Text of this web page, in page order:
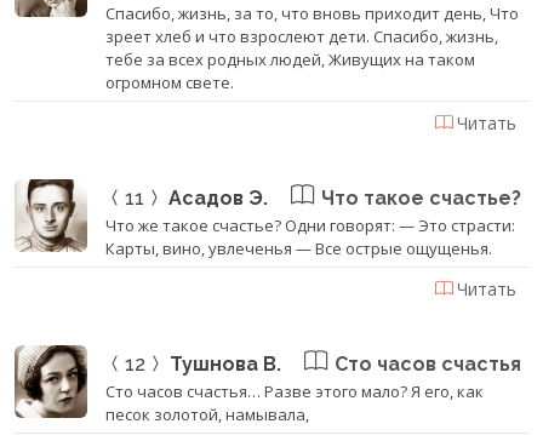
Спасибо, жизнь, за то, что вновь приходит день, Что
зреет хлеб и что взрослеют дети. Спасибо, жизнь,
тебе за всех родных людей, Живущих на таком
огромном свете.
Читать
11 Асадов Э. Что такое счастье?
Что же такое счастье? Одни говорят: — Это страсти:
Карты, вино, увлеченья — Все острые ощущенья.
Читать
12 Тушнова В. Сто часов счастья
Сто часов счастья… Разве этого мало? Я его, как
песок золотой, намывала,